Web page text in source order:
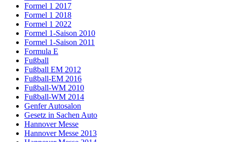
Formel 1 2017
Formel 1 2018
Formel 1 2022
Formel 1-Saison 2010
Formel 1-Saison 2011
Formula E
Fußball
Fußball EM 2012
Fußball-EM 2016
Fußball-WM 2010
Fußball-WM 2014
Genfer Autosalon
Gesetz in Sachen Auto
Hannover Messe
Hannover Messe 2013